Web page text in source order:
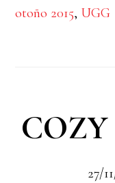
otoño 2015, UGG
27/